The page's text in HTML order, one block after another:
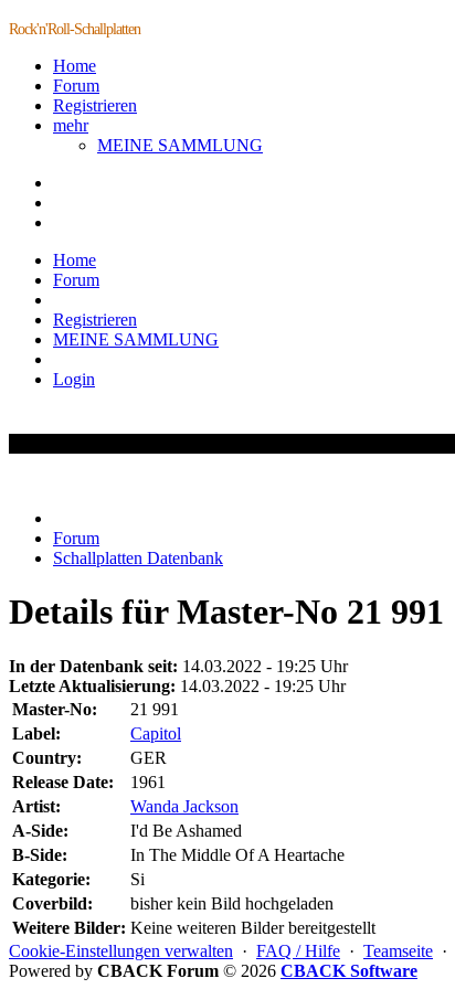
Rock'n'Roll-Schallplatten
Home
Forum
Registrieren
mehr
MEINE SAMMLUNG
Home
Forum
Registrieren
MEINE SAMMLUNG
Login
Forum
Schallplatten Datenbank
Details für Master-No 21 991
In der Datenbank seit: 14.03.2022 - 19:25 Uhr
Letzte Aktualisierung: 14.03.2022 - 19:25 Uhr
Master-No:
21 991
Label:
Capitol
Country:
GER
Release Date:
1961
Artist:
Wanda Jackson
A-Side:
I'd Be Ashamed
B-Side:
In The Middle Of A Heartache
Kategorie:
Si
Coverbild:
bisher kein Bild hochgeladen
Weitere Bilder: Keine weiteren Bilder bereitgestellt
Cookie-Einstellungen verwalten · FAQ / Hilfe · Teamseite ·
Powered by CBACK Forum © 2026 CBACK Software